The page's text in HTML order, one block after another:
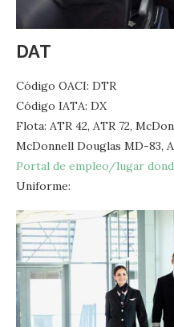
DAT
Código OACI: DTR
Código IATA: DX
Flota: ATR 42, ATR 72,
McDonnell Douglas MD-83,
Portal de empleo/lugar
Uniforme: